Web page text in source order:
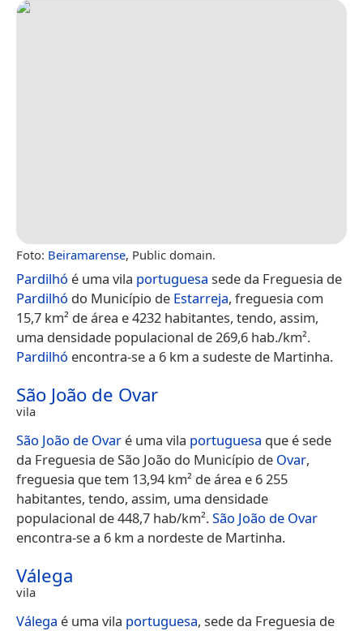
Foto: Beiramarense, Public domain.
Pardilhó é uma vila portuguesa sede da Freguesia de
Pardilhó do Município de Estarreja, freguesia com
15,7 km² de área e 4232 habitantes, tendo, assim,
uma densidade populacional de 269,6 hab./km².
Pardilhó encontra-se a 6 km a sudeste de Martinha.
São João de Ovar
vila
São João de Ovar é uma vila portuguesa que é sede
da Freguesia de São João do Município de Ovar,
freguesia que tem 13,94 km² de área e 6 255
habitantes, tendo, assim, uma densidade
populacional de 448,7 hab/km².São João de Ovar
encontra-se a 6 km a nordeste de Martinha.
Válega
vila
Válega é uma vila portuguesa, sede da Freguesia de